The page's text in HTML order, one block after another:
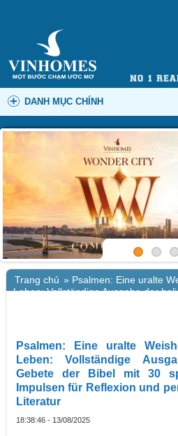
DANH MỤC CHÍNH
Trang chủ » Psalmen: Eine uralte
Leben: Vollständige Ausgabe der
Psalmen: Eine uralte
Leben: Vollständige
Gebete der Bibel mit 30
Impulsen für Reflexion und
Literatur
18:38:46 - 13/08/2025